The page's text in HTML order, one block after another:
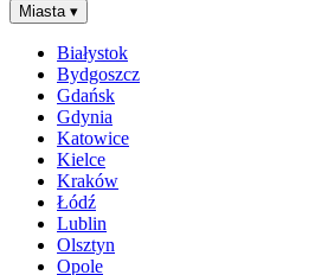
Miasta ▾
Białystok
Bydgoszcz
Gdańsk
Gdynia
Katowice
Kielce
Kraków
Łódź
Lublin
Olsztyn
Opole